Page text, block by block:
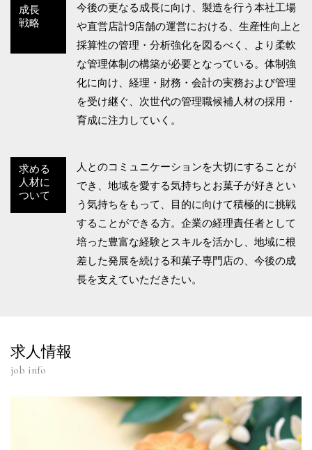
成長
戦略
今後の更なる成長に向け、製造を行う本社工場
や直営店計9店舗の運営における、生産性向上と
採算性の管理・分析強化を図るべく、より柔軟
な管理体制の構築が必要となっている。体制強
化に向け、経理・財務・会計の実務および管理
を受け継ぐ、次世代の管理職候補人材の採用・
育成に注力していく。
求める
人材に
ついて
人とのコミュニケーションを大切にすることが
でき、地域を愛する気持ちとお菓子が好きとい
う気持ちをもって、目的に向けて積極的に挑戦
することができる方。企業の経理責任者として
培った豊富な経験とスキルを活かし、地域に根
差した発展を続ける和菓子専門店の、今後の成
長を支えていただきたい。
求人情報
job info